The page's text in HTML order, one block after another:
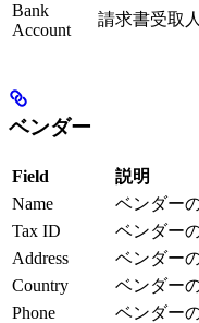
Bank
Account
請求書受取
ベンダー
Field
説明
Name
ベンダー
Tax ID
ベンダー
Address
ベンダー
Country
ベンダー
Phone
ベンダー